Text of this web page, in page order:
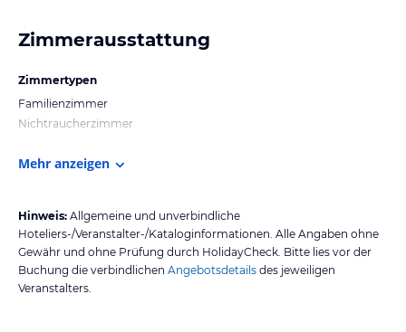
Zimmerausstattung
Zimmertypen
Familienzimmer
Nichtraucherzimmer
Mehr anzeigen
Hinweis: Allgemeine und unverbindliche
Hoteliers-/Veranstalter-/Kataloginformationen. Alle Angaben ohne
Gewähr und ohne Prüfung durch HolidayCheck. Bitte lies vor der
Buchung die verbindlichen Angebotsdetails des jeweiligen
Veranstalters.